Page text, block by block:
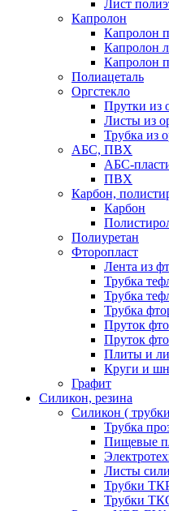
Лист
Капролон
Капролон
Капролон
Капролон
Полиацеталь
Оргстекло
Прутки из
Листы из
Трубка из
АБС, ПВХ
АБС-
ПВХ
Карбон,
Карбон
Полиуретан
Фторопласт
Лента из
Трубка
Трубка
Трубка
Пруток
Пруток
Плиты и
Круги и
Графит
Силикон, резина
Силикон (
Трубка
Пищевые
Листы
Трубки
Трубки